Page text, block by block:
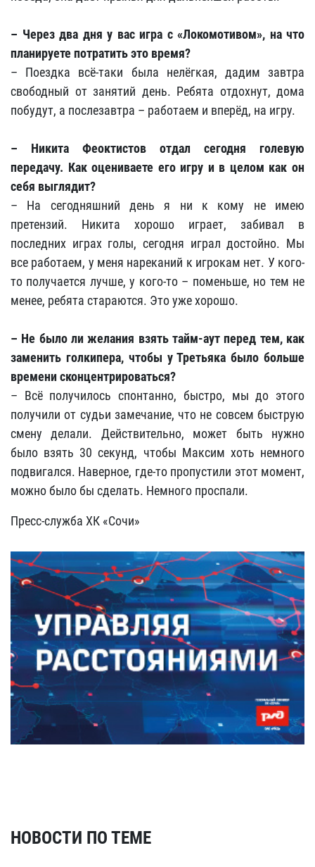
– Через два дня у вас игра с «Локомотивом», на что
планируете потратить это время?
– Поездка всё-таки была нелёгкая, дадим завтра
свободный от занятий день. Ребята отдохнут, дома
побудут, а послезавтра – работаем и вперёд, на игру.
– Никита Феоктистов отдал сегодня голевую
передачу. Как оцениваете его игру и в целом как он
себя выглядит?
– На сегодняшний день я ни к кому не имею
претензий. Никита хорошо играет, забивал в
последних играх голы, сегодня играл достойно. Мы
все работаем, у меня нареканий к игрокам нет. У кого-
то получается лучше, у кого-то – поменьше, но тем не
менее, ребята стараются. Это уже хорошо.
– Не было ли желания взять тайм-аут перед тем, как
заменить голкипера, чтобы у Третьяка было больше
времени сконцентрироваться?
– Всё получилось спонтанно, быстро, мы до этого
получили от судьи замечание, что не совсем быструю
смену делали. Действительно, может быть нужно
было взять 30 секунд, чтобы Максим хоть немного
подвигался. Наверное, где-то пропустили этот момент,
можно было бы сделать. Немного проспали.
Пресс-служба ХК «Сочи»
НОВОСТИ ПО ТЕМЕ